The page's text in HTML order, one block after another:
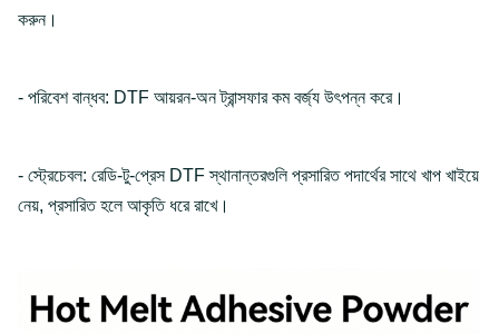
করুন।
- পরিবেশ বান্ধব: DTF আয়রন-অন ট্রান্সফার কম বর্জ্য উৎপন্ন করে।
- স্ট্রেচেবল: রেডি-টু-প্রেস DTF স্থানান্তরগুলি প্রসারিত পদার্থের সাথে খাপ খাইয়ে
নেয়, প্রসারিত হলে আকৃতি ধরে রাখে।